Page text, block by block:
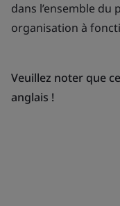
dans l’ensemble du
organisation à
Veuillez noter que
anglais !